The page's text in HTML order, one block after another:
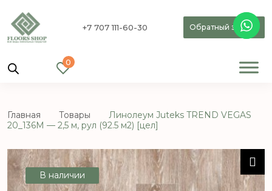
+7 707 111-60-30 Обратный звонок
0
Главная Товары
Линолеум Juteks TREND VEGAS
20_136M — 2,5 м, рул (92.5 м2) [цел]
В наличии